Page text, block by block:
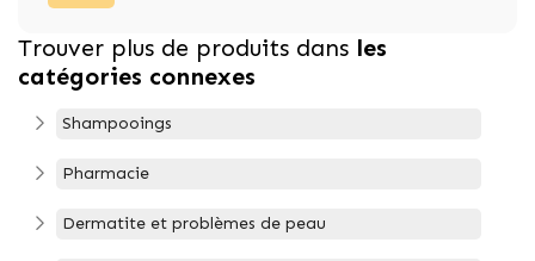
Trouver plus de produits dans les
catégories connexes
Shampooings
Pharmacie
Dermatite et problèmes de peau